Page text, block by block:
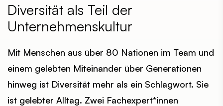
Diversität als Teil der
Unternehmenskultur
Mit Menschen aus über 80 Nationen im Team und
einem gelebten Miteinander über Generationen
hinweg ist Diversität mehr als ein Schlagwort. Sie
ist gelebter Alltag. Zwei Fachexpert*innen